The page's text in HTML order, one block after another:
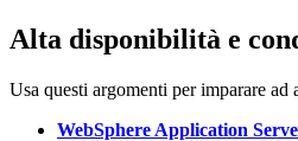
Alta disponibilità e
Usa questi argomenti per imparare
WebSphere Application